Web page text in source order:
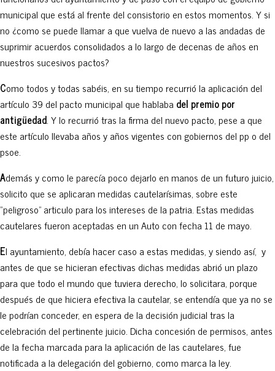
municipal que está al frente del consistorio en estos momentos. Y si
no ¿como se puede llamar a que vuelva de nuevo a las andadas de
suprimir acuerdos consolidados a lo largo de decenas de años en
nuestros sucesivos pactos?
Como todos y todas sabéis, en su tiempo recurrió la aplicación del
artículo 39 del pacto municipal que hablaba del premio por
antigüedad. Y lo recurrió tras la firma del nuevo pacto, pese a que
este artículo llevaba años y años vigentes con gobiernos del pp o del
psoe.
Además y como le parecía poco dejarlo en manos de un futuro juicio,
solicito que se aplicaran medidas cautelarísimas, sobre este
“peligroso” articulo para los intereses de la patria. Estas medidas
cautelares fueron aceptadas en un Auto con fecha 11 de mayo.
El ayuntamiento, debía hacer caso a estas medidas, y siendo así, y
antes de que se hicieran efectivas dichas medidas abrió un plazo
para que todo el mundo que tuviera derecho, lo solicitara, porque
después de que hiciera efectiva la cautelar, se entendía que ya no se
le podrían conceder, en espera de la decisión judicial tras la
celebración del pertinente juicio. Dicha concesión de permisos, antes
de la fecha marcada para la aplicación de las cautelares, fue
notificada a la delegación del gobierno, como marca la ley.